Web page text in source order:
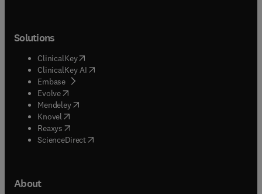
Solutions
ClinicalKey(opens in new tab/window
ClinicalKey AI opens in new tab/window
Embase( opens in new tab/window
Evolve(opens in new tab/window
Mendeley( opens in new tab/window
Knovel (opens in new tab/window
Reaxys (opens in new tab/window
ScienceDirect(opens in new tab/window
About